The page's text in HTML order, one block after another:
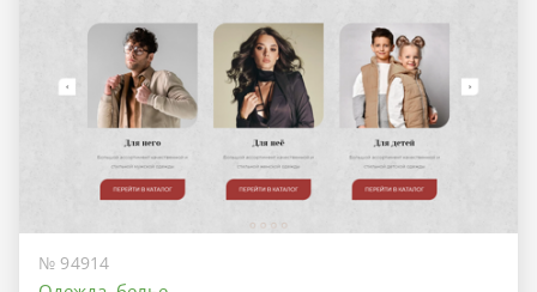
№ 94914